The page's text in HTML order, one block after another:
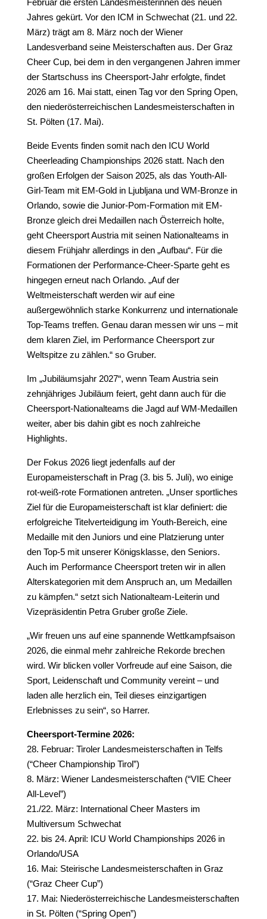
Jahres gekürt. Vor den ICM in Schwechat (21. und 22.
März) trägt am 8. März noch der Wiener
Landesverband seine Meisterschaften aus. Der Graz
Cheer Cup, bei dem in den vergangenen Jahren immer
der Startschuss ins Cheersport-Jahr erfolgte, findet
2026 am 16. Mai statt, einen Tag vor den Spring Open,
den niederösterreichischen Landesmeisterschaften in
St. Pölten (17. Mai).
Beide Events finden somit nach den ICU World
Cheerleading Championships 2026 statt. Nach den
großen Erfolgen der Saison 2025, als das Youth-All-
Girl-Team mit EM-Gold in Ljubljana und WM-Bronze in
Orlando, sowie die Junior-Pom-Formation mit EM-
Bronze gleich drei Medaillen nach Österreich holte,
geht Cheersport Austria mit seinen Nationalteams in
diesem Frühjahr allerdings in den „Aufbau“. Für die
Formationen der Performance-Cheer-Sparte geht es
hingegen erneut nach Orlando. „Auf der
Weltmeisterschaft werden wir auf eine
außergewöhnlich starke Konkurrenz und internationale
Top-Teams treffen. Genau daran messen wir uns – mit
dem klaren Ziel, im Performance Cheersport zur
Weltspitze zu zählen.“ so Gruber.
Im „Jubiläumsjahr 2027“, wenn Team Austria sein
zehnjähriges Jubiläum feiert, geht dann auch für die
Cheersport-Nationalteams die Jagd auf WM-Medaillen
weiter, aber bis dahin gibt es noch zahlreiche
Highlights.
Der Fokus 2026 liegt jedenfalls auf der
Europameisterschaft in Prag (3. bis 5. Juli), wo einige
rot-weiß-rote Formationen antreten. „Unser sportliches
Ziel für die Europameisterschaft ist klar definiert: die
erfolgreiche Titelverteidigung im Youth-Bereich, eine
Medaille mit den Juniors und eine Platzierung unter
den Top-5 mit unserer Königsklasse, den Seniors.
Auch im Performance Cheersport treten wir in allen
Alterskategorien mit dem Anspruch an, um Medaillen
zu kämpfen.“ setzt sich Nationalteam-Leiterin und
Vizepräsidentin Petra Gruber große Ziele.
„Wir freuen uns auf eine spannende Wettkampfsaison
2026, die einmal mehr zahlreiche Rekorde brechen
wird. Wir blicken voller Vorfreude auf eine Saison, die
Sport, Leidenschaft und Community vereint – und
laden alle herzlich ein, Teil dieses einzigartigen
Erlebnisses zu sein“, so Harrer.
Cheersport-Termine 2026:
28. Februar: Tiroler Landesmeisterschaften in Telfs
(“Cheer Championship Tirol”)⁠
8. März: Wiener Landesmeisterschaften ⁠(“VIE Cheer
All-Level”)
21./22. März: ⁠International Cheer Masters im
Multiversum Schwechat
22. bis 24. April: ⁠ICU World Championships 2026 in
Orlando/USA
16. Mai: Steirische Landesmeisterschaften in Graz
(“Graz Cheer Cup”)
17. Mai: Niederösterreichische Landesmeisterschaften
in St. Pölten (“Spring Open”)